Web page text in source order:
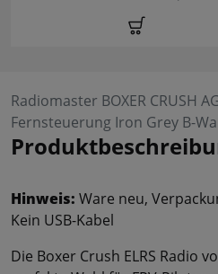
Radiomaster BOXER CRUSH
Fernsteuerung Iron Grey B-
Hinweis: Ware neu,
Kein USB-Kabel
Die Boxer Crush ELRS Radio